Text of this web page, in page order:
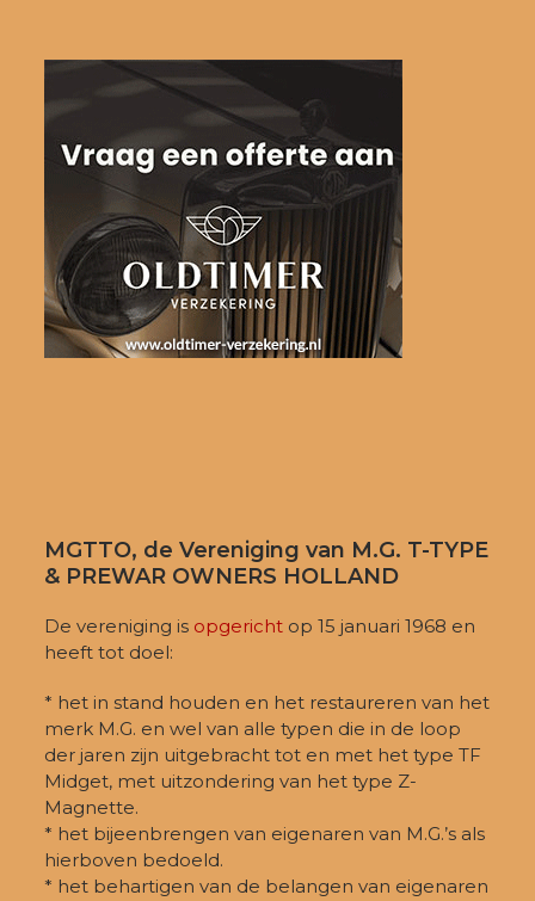
MGTTO, de Vereniging van M.G. T-TYPE
& PREWAR OWNERS HOLLAND
De vereniging is opgericht op 15 januari 1968 en
heeft tot doel:
* het in stand houden en het restaureren van het
merk M.G. en wel van alle typen die in de loop
der jaren zijn uitgebracht tot en met het type TF
Midget, met uitzondering van het type Z-
Magnette.
* het bijeenbrengen van eigenaren van M.G.’s als
hierboven bedoeld.
* het behartigen van de belangen van eigenaren